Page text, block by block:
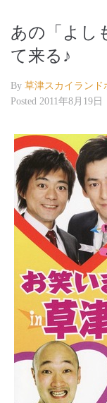
あの「よし
て来る♪
By 草津スカイランド
Posted 2011年8月19日